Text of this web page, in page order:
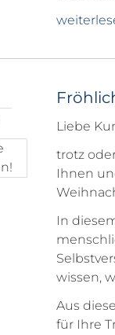
Liebe
trotz
Ihnen
In
wissen,
Aus
für Ihre